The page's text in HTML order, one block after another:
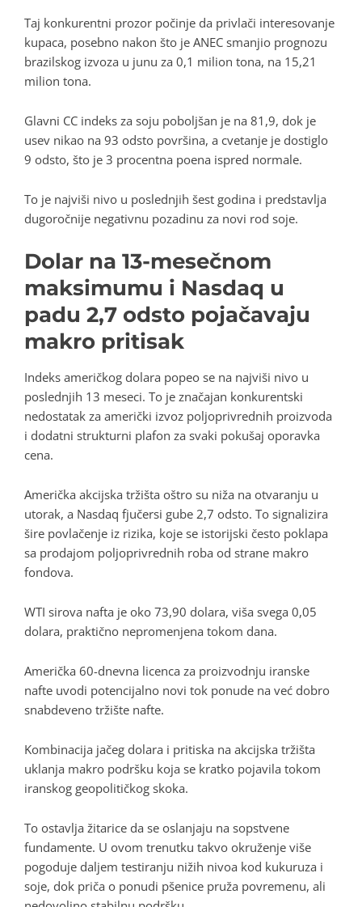
Taj konkurentni prozor počinje da privlači interesovanje
kupaca, posebno nakon što je ANEC smanjio prognozu
brazilskog izvoza u junu za 0,1 milion tona, na 15,21
milion tona.
Glavni CC indeks za soju poboljšan je na 81,9, dok je
usev nikao na 93 odsto površina, a cvetanje je dostiglo
9 odsto, što je 3 procentna poena ispred normale.
To je najviši nivo u poslednjih šest godina i predstavlja
dugoročnije negativnu pozadinu za novi rod soje.
Dolar na 13-mesečnom
maksimumu i Nasdaq u
padu 2,7 odsto pojačavaju
makro pritisak
Indeks američkog dolara popeo se na najviši nivo u
poslednjih 13 meseci. To je značajan konkurentski
nedostatak za američki izvoz poljoprivrednih proizvoda
i dodatni strukturni plafon za svaki pokušaj oporavka
cena.
Američka akcijska tržišta oštro su niža na otvaranju u
utorak, a Nasdaq fjučersi gube 2,7 odsto. To signalizira
šire povlačenje iz rizika, koje se istorijski često poklapa
sa prodajom poljoprivrednih roba od strane makro
fondova.
WTI sirova nafta je oko 73,90 dolara, viša svega 0,05
dolara, praktično nepromenjena tokom dana.
Američka 60-dnevna licenca za proizvodnju iranske
nafte uvodi potencijalno novi tok ponude na već dobro
snabdeveno tržište nafte.
Kombinacija jačeg dolara i pritiska na akcijska tržišta
uklanja makro podršku koja se kratko pojavila tokom
iranskog geopolitičkog skoka.
To ostavlja žitarice da se oslanjaju na sopstvene
fundamente. U ovom trenutku takvo okruženje više
pogoduje daljem testiranju nižih nivoa kod kukuruza i
soje, dok priča o ponudi pšenice pruža povremenu, ali